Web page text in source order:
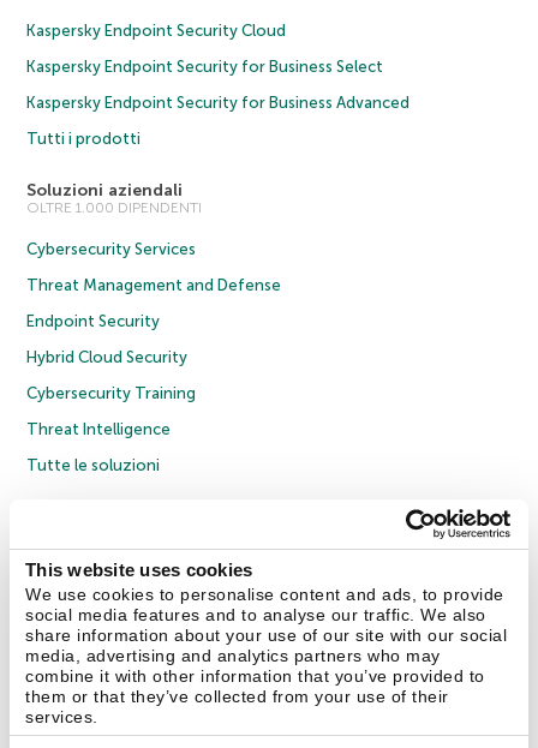
This website uses cookies
We use cookies to personalise content and ads, to provide
social media features and to analyse our traffic. We also
share information about your use of our site with our social
media, advertising and analytics partners who may
combine it with other information that you’ve provided to
them or that they’ve collected from your use of their
services.
Kaspersky Endpoint Security Cloud
Kaspersky Endpoint Security for Business Select
Kaspersky Endpoint Security for Business Advanced
Tutti i prodotti
Soluzioni aziendali
OLTRE 1.000 DIPENDENTI
Cybersecurity Services
Threat Management and Defense
Endpoint Security
Hybrid Cloud Security
Cybersecurity Training
Threat Intelligence
Tutte le soluzioni
Informativa sulla privacy
Cookies
Contatti Chi siamo Partner Blog Centro risorse Comunicati stampa
Securelist Eugene Personal Blog Encyclopedia